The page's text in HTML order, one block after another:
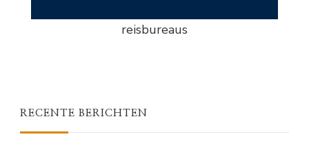
reisbureaus
RECENTE BERICHTEN